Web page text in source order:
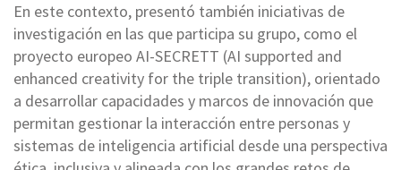
En este contexto, presentó también iniciativas de
investigación en las que participa su grupo, como el
proyecto europeo AI-SECRETT (AI supported and
enhanced creativity for the triple transition), orientado
a desarrollar capacidades y marcos de innovación que
permitan gestionar la interacción entre personas y
sistemas de inteligencia artificial desde una perspectiva